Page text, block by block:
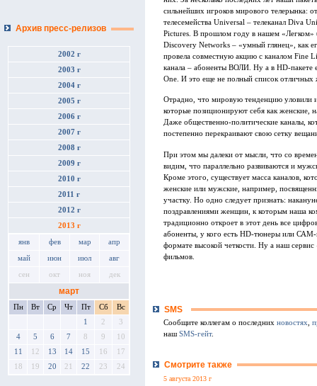
Архив пресс-релизов
2002 г
2003 г
2004 г
2005 г
2006 г
2007 г
2008 г
2009 г
2010 г
2011 г
2012 г
2013 г
янв фев мар апр
май июн июл авг
сен окт ноя дек
март
Пн Вт Ср Чт Пт Сб
Вс
1
2
3
4
5 6 7 8 9
10
11
12 13 14 15 16
17
18
19 20 21 22 23 24
сильнейших игроков мирового телерынка:
телесемейства Universal – телеканал Diva
Pictures. В прошлом году в нашем «Легком»
Discovery Networks – «умный глянец», как
провела совместную акцию с каналом Fine
канала – абоненты ВОЛИ. Ну а в HD-пакете
One. И это еще не полный список
Отрадно, что мировую тенденцию уловили и
которые позиционируют себя как
Даже общественно-политические каналы,
постепенно перекраивают свою сетку
При этом мы далеки от мысли, что со
видим, что параллельно развиваются и
Кроме этого, существует масса каналов,
женские или мужские, например,
участку. Но одно следует признать:
поздравлениями женщин, к которым наша
традиционно откроет в этот день все
абоненты, у кого есть HD-тюнеры или
формате высокой четкости. Ну а наш
фильмов.
SMS
Сообщите коллегам о последних новостях,
нашSMS-гейт.
Смотрите также
5 августа 2013 г